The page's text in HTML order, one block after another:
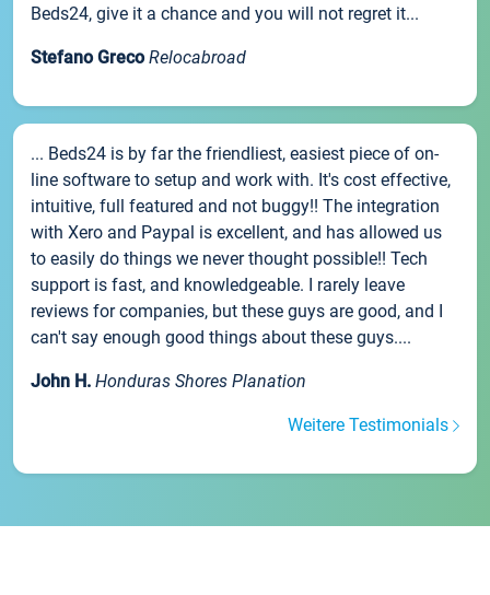
Beds24, give it a chance and you will not regret it...
Stefano Greco Relocabroad
... Beds24 is by far the friendliest, easiest piece of on-
line software to setup and work with. It's cost effective,
intuitive, full featured and not buggy!! The integration
with Xero and Paypal is excellent, and has allowed us
to easily do things we never thought possible!! Tech
support is fast, and knowledgeable. I rarely leave
reviews for companies, but these guys are good, and I
can't say enough good things about these guys....
John H. Honduras Shores Planation
Weitere Testimonials